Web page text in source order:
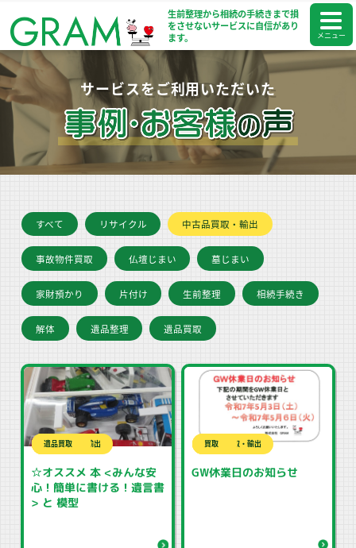
生前整理から相続の手続きまで損
をさせないサービスに自信があり
ます。
メニュー
サービスをご利用いただいた
リサイクル 中古品買取・輸出
すべて
事故物件買取 仏壇じまい 墓じまい
家財預かり 片付け 生前整理 相続手続き
解体 遺品整理 遺品買取
中古品買取・輸出
未分類
片付け
生前整理
生前整理
相続手続き
解体
解体工事
買取
遺品整理
遺品整理
遺品買取
☆オススメ 本 <みんな安
心！簡単に書ける！遺言書
> と 模型
GRAMブログ
中古品買取・輸出
未分類
買取
GW休業日のお知らせ